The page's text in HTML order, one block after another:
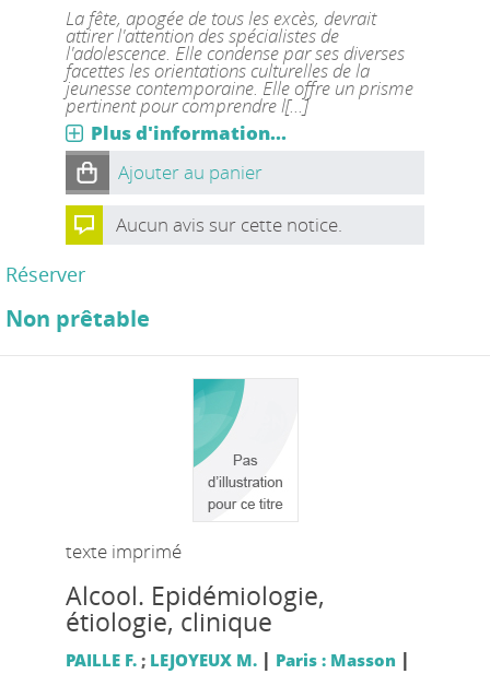
La fête, apogée de tous les excès, devrait
attirer l'attention des spécialistes de
l'adolescence. Elle condense par ses diverses
facettes les orientations culturelles de la
jeunesse contemporaine. Elle offre un prisme
pertinent pour comprendre l[...]
Plus d'information...
Ajouter au panier
Aucun avis sur cette notice.
Réserver
Non prêtable
texte imprimé
Alcool. Epidémiologie,
étiologie, clinique
PAILLE F.; LEJOYEUX M. | Paris : Masson |